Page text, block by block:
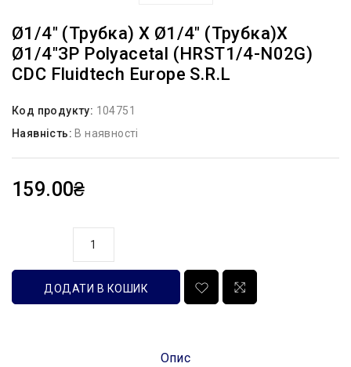
Ø1/4″ (трубка) Х Ø1/4″ (трубка)х
Ø1/4″ЗР Polyacetal (HRST1/4-N02G)
CDC Fluidtech Europe S.r.l
Код продукту: 104751
Наявність: В наявності
159.00₴
ДОДАТИ В КОШИК
Опис